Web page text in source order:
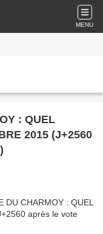
MENU
: QUEL
2015 (J+2560